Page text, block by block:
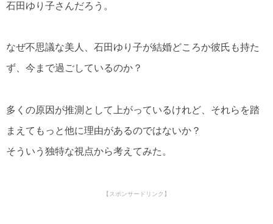
石田ゆり子さんだろう。
なぜ不思議な美人、石田ゆり子が結婚どころか彼氏も持た
ず、今まで過ごしているのか？
多くの原因が推測として上がっているけれど、それらを踏
まえてもっと他に理由があるのではないか？
そういう独特な視点から考えてみた。
【スポンサードリンク】